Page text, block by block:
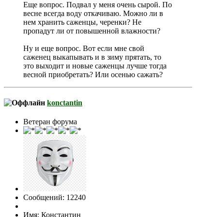
Еще вопрос. Подвал у меня очень сырой. По
весне всегда воду откачиваю. Можно ли в
нем хранить саженцы, черенки? Не
пропадут ли от повышенной влажности?
Ну и еще вопрос. Вот если мне свой
саженец выкапывать и в зиму прятать, то
это выходит и новые саженцы лучше тогда
весной приобретать? Или осенью сажать?
konctantin
Ветеран форума
Сообщений: 12240
Имя: Константин